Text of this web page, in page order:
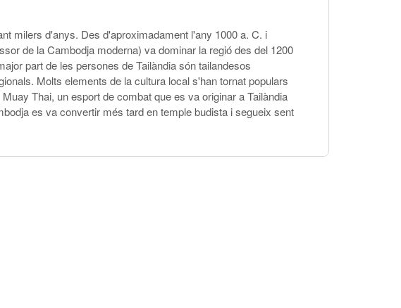
milers d'anys. Des d'aproximadament l'any 1000 a. C. i
de la Cambodja moderna) va dominar la regió des del 1200
part de les persones de Tailàndia són tailandesos
Molts elements de la cultura local s'han tornat populars
Thai, un esport de combat que es va originar a Tailàndia
es va convertir més tard en temple budista i segueix sent